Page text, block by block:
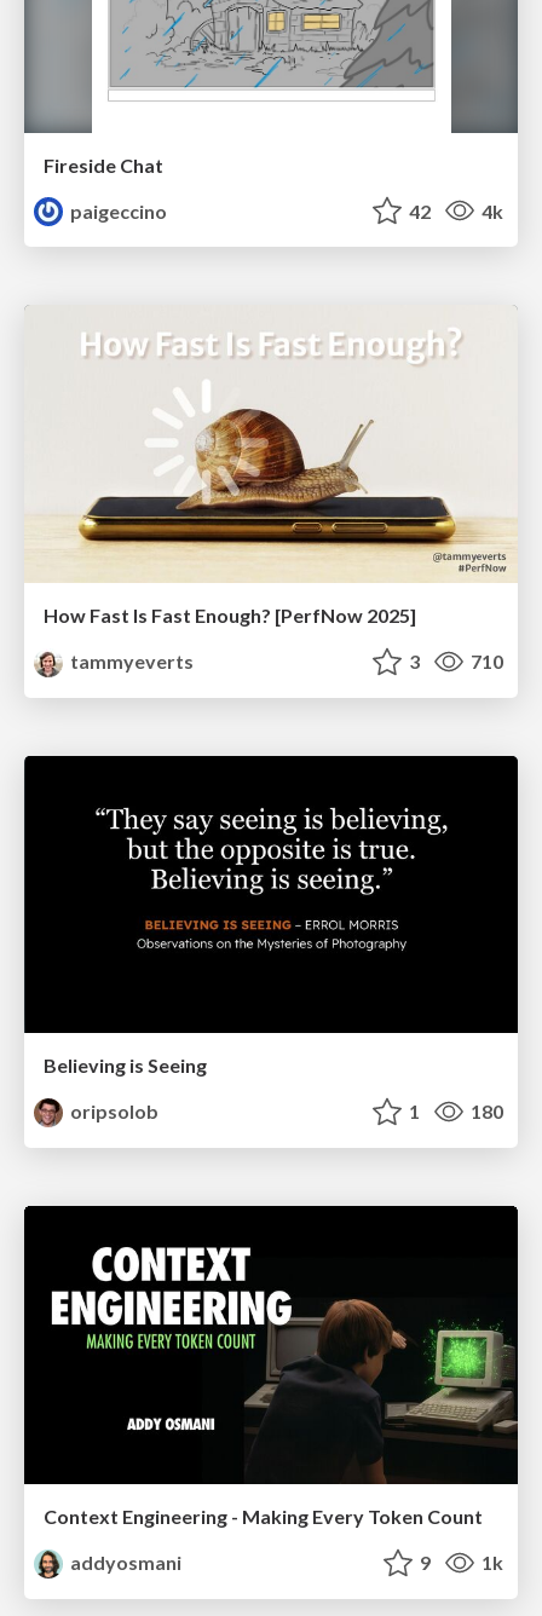
Fireside Chat
paigeccino
42 4k
How Fast Is Fast Enough? [PerfNow 2025]
tammyeverts
3 710
Believing is Seeing
oripsolob
1 180
Context Engineering - Making Every Token Count
addyosmani
9 1k